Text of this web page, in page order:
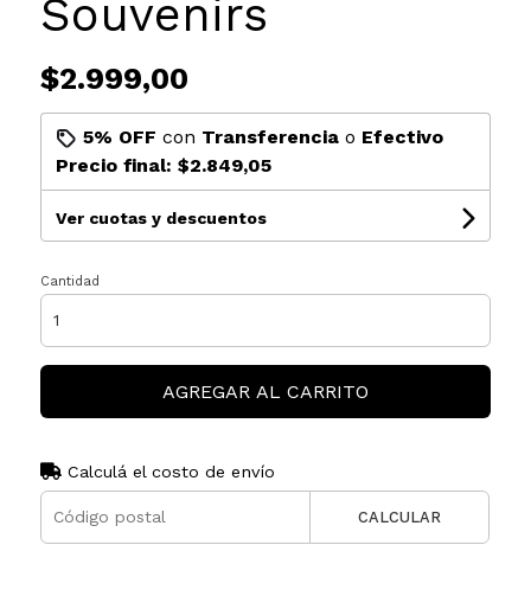
Souvenirs
$2.999,00
5% OFF con Transferenciao Efectivo
Precio final: $2.849,05
Ver cuotas y descuentos
Cantidad
AGREGAR AL CARRITO
Calculá el costo de envío
CALCULAR